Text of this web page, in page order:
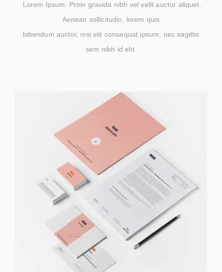
Lorem Ipsum. Proin gravida nibh vel velit auctor aliquet.
Aenean sollicitudin, lorem quis
bibendum auctor, nisi elit consequat ipsum, nec sagittis
sem nibh id elit.